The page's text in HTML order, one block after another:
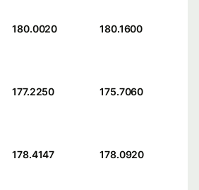
180.0020 180.1600
177.2250 175.7060
178.4147 178.0920